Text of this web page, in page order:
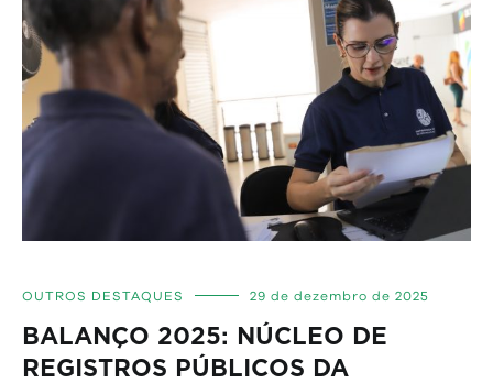
OUTROS DESTAQUES 29 de dezembro de 2025
BALANÇO 2025: NÚCLEO DE
REGISTROS PÚBLICOS DA